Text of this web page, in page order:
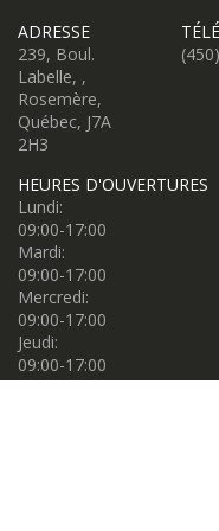
ADRESSE
239, Boul.
Labelle, ,
Rosemère,
Québec, J7A
2H3
HEURES D'OUVERTURES
Lundi:
09:00-17:00
Mardi:
09:00-17:00
Mercredi:
09:00-17:00
Jeudi:
09:00-17:00
Vendredi: